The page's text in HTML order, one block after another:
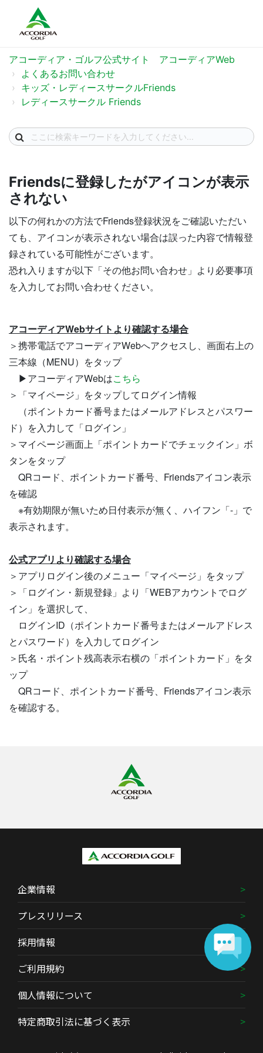
アコーディア・ゴルフ公式サイト アコーディアWeb
よくあるお問い合わせ
キッズ・レディースサークルFriends
レディースサークル Friends
Friendsに登録したがアイコンが表示
されない
以下の何れかの方法でFriends登録状況をご確認いただい
ても、アイコンが表示されない場合は誤った内容で情報登
録されている可能性がございます。
恐れ入りますが以下「その他お問い合わせ」より必要事項
を入力してお問い合わせください。
アコーディアWebサイトより確認する場合
＞携帯電話でアコーディアWebへアクセスし、画面右上の
三本線（MENU）をタップ
▶アコーディアWebはこちら
＞「マイページ」をタップしてログイン情報
（ポイントカード番号またはメールアドレスとパスワー
ド）を入力して「ログイン」
＞マイページ画面上「ポイントカードでチェックイン」ボ
タンをタップ
QRコード、ポイントカード番号、Friendsアイコン表示
を確認
※有効期限が無いため日付表示が無く、ハイフン「-」で
表示されます。
公式アプリより確認する場合
＞アプリログイン後のメニュー「マイページ」をタップ
＞「ログイン・新規登録」より「WEBアカウントでログ
イン」を選択して、
ログインID（ポイントカード番号またはメールアドレス
とパスワード）を入力してログイン
＞氏名・ポイント残高表示右横の「ポイントカード」をタ
ップ
QRコード、ポイントカード番号、Friendsアイコン表示
を確認する。
企業情報
プレスリリース
採用情報
ご利用規約
個人情報について
特定商取引法に基づく表示